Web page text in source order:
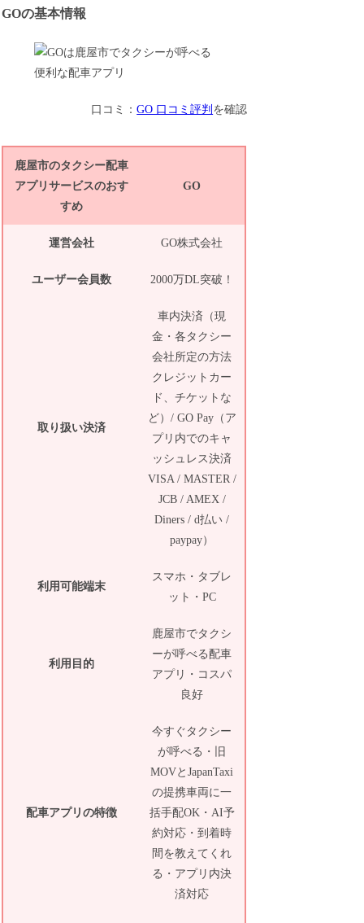
GOの基本情報
口コミ：GO 口コミ評判 を確認
鹿屋市のタクシー配車
アプリサービスのおす
すめ
GO
運営会社 GO株式会社
ユーザー会員数 2000万DL突破！
取り扱い決済
車内決済（現
金・各タクシー
会社所定の方法
クレジットカー
ド、チケットな
ど）/ GO Pay（ア
プリ内でのキャ
ッシュレス決済
VISA / MASTER /
JCB / AMEX /
Diners / d払い /
paypay）
利用可能端末
スマホ・タブレ
ット・PC
利用目的
鹿屋市でタクシ
ーが呼べる配車
アプリ・コスパ
良好
配車アプリの特徴
今すぐタクシー
が呼べる・旧
MOVとJapanTaxi
の提携車両に一
括手配OK・AI予
約対応・到着時
間を教えてくれ
る・アプリ内決
済対応